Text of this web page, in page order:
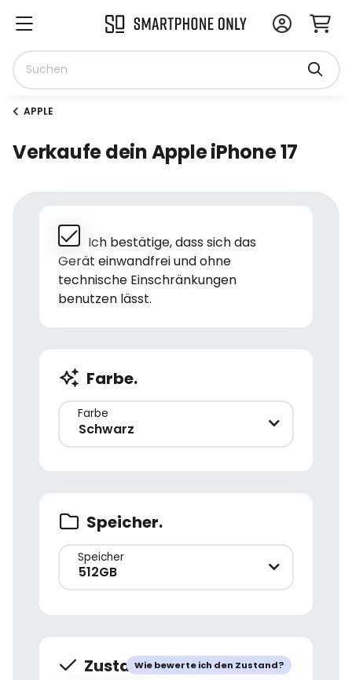
APPLE
Verkaufe dein Apple iPhone 17
Ich bestätige, dass sich das
Gerät einwandfrei und ohne
technische Einschränkungen
benutzen lässt.
Farbe.
Farbe
Schwarz
Speicher.
Speicher
512GB
Wie bewerte ich den Zustand?
Zustand.